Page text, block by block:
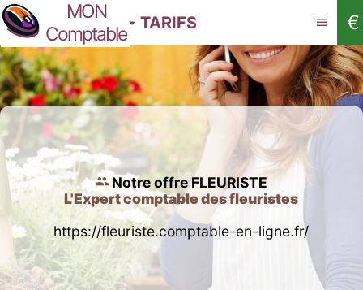
MON
Comptable
TARIFS €
Notre offre FLEURISTE
L'Expert comptable des fleuristes
https://fleuriste.comptable-en-ligne.fr/